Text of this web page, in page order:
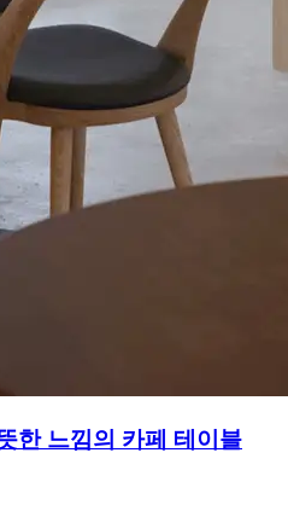
한 느낌의 카페 테이블